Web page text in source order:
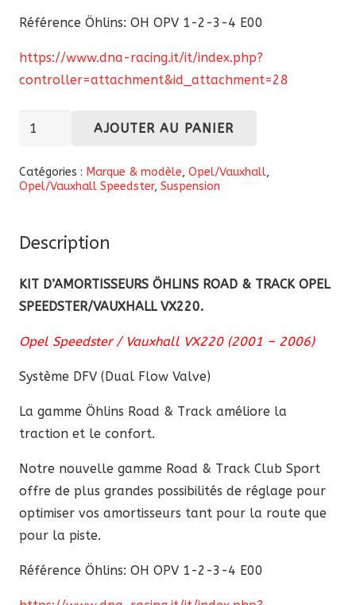
Référence Öhlins: OH OPV 1-2-3-4 E00
https://www.dna-racing.it/it/index.php?
controller=attachment&id_attachment=28
quantité
Kit
d’amortisseurs
Track
Opel
/
VX220
AJOUTER AU PANIER
Catégories : Marque & modèle, Opel/Vauxhall,
Opel/Vauxhall Speedster, Suspension
Description
KIT D’AMORTISSEURS ÖHLINS ROAD & TRACK OPEL
SPEEDSTER/VAUXHALL VX220.
Opel Speedster / Vauxhall VX220 (2001 – 2006)
Système DFV (Dual Flow Valve)
La gamme Öhlins Road & Track améliore la
traction et le confort.
Notre nouvelle gamme Road & Track Club Sport
offre de plus grandes possibilités de réglage pour
optimiser vos amortisseurs tant pour la route que
pour la piste.
Référence Öhlins: OH OPV 1-2-3-4 E00